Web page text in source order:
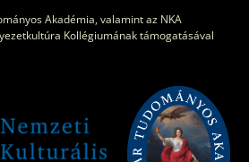
Akadémia, valamint az NKA
Kollégiumának támogatásával